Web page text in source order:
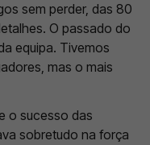
sem perder, das 80
O passado do
equipa. Tivemos
mas o mais
o sucesso das
sobretudo na força